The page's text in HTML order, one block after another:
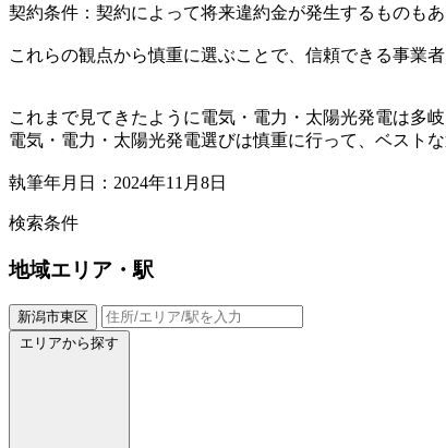
契約条件：契約によって将来違約金が発生するものも
これらの観点から慎重に選ぶことで、信頼できる事業者
これまで見てきたように電気・電力・太陽光発電は多
電気・電力・太陽光発電選びは慎重に行って、ベストな
執筆年月日：2024年11月8日
検索条件
地域エリア・駅
新潟市東区
エリアから探す